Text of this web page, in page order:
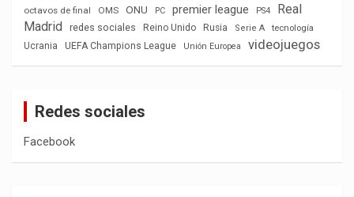
octavos de final OMS ONU PC premier league PS4
Real
Madrid
redes sociales Reino Unido Rusia Serie A
tecnología
Ucrania
UEFA Champions League Unión Europea videojuegos
Redes sociales
Facebook